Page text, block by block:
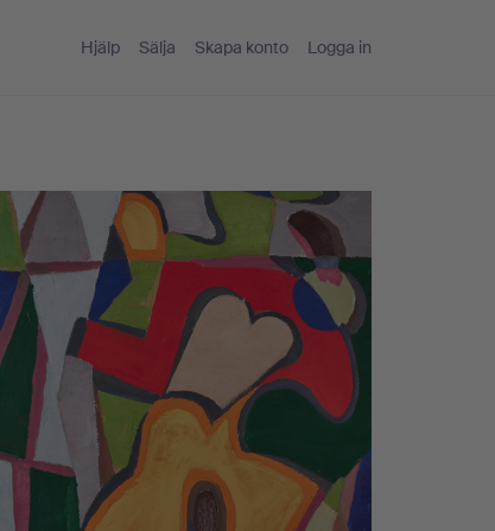
Hjälp Sälja Skapa konto Logga in